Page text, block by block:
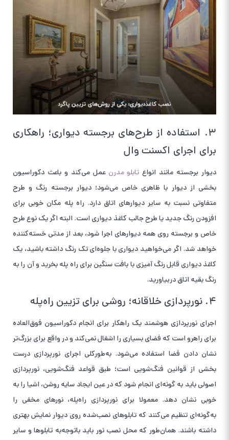
۳. استفاده از طرح‌های برجسته دیواری؛ راهکاری
برای اجرای اکسنت وال
دیوار برجسته مانند انواع تابلو مدرن عمل می‌کند و باعث دکوراسیون
بخشی از دیوار با ظاهری خاص می‌شود؛ دیوار برجسته رنگ و طرح
متفاوتی نسبت به سایر دیوارهای اتاق دارد. راه پله مکان خوبی برای
افزودن رنگ جدید یا طرح جالب کاغذ دیواری است. البته اگر یک نوع طرح
خاص و برجسته روی همه دیوارهای اجرا شود، بعد از مدتی خسته‌کننده
خواهد شد. اگر می‌خواهید دیواری با جلوه‌ای تک رنگ داشته باشید، یک
کاغذ دیواری قابل رنگ آمیزی با بافت سنگین برای راه پله بخرید و آن را به
رنگ بقیه اتاق دربیاورید.
۴. نورپردازی خلاقانه؛ روشی برای تزیین راه‌پله
اجرای نورپردازی هوشمند یک راهکار برای انجام دکوراسیون فوق‌العاده
برای راهرو است که فضای بسیاری را اشغال نمی‌کند و در واقع برای بزرگ‌تر
نشان دادن فضا استفاده می‌شود. به‌طورکلی اجرای نورپردازی درست
بخشی از قوانین فنگ‌شویی است؛ طبق قواعد فنگ‌شویی، نورپردازی
اصولی باید به گونه‌ای انجام شود که در عین ایجاد سایه روشن، اشیا را به
خوبی نشان دهد. معمولا برای نورپردازی راه‌پله، نور‌های مخفی را
به‌گونه‌ای تنظیم می‌کنند که تابلو‌های نصب‌شده روی دیوار نمایش بهتری
داشته باشند. همان‌طور که محل نصب نور باید با‌توجه‌به تابلو‌ها و سایر